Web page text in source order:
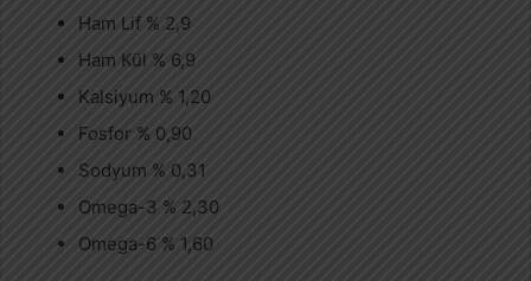
Ham Lif % 2,9
Ham Kül % 6,9
Kalsiyum % 1,20
Fosfor % 0,90
Sodyum % 0,31
Omega-3 % 2,30
Omega-6 % 1,60